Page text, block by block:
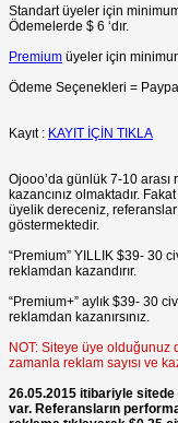
Standart üyeler için
Ödemelerde $ 6 ‘dır.
Premium üyeler için
Ödeme Seçenekleri =
Kayıt : KAYIT İÇİN TIKLA
Ojooo’da günlük 7-10
kazancınız olmaktadır.
üyelik dereceniz,
göstermektedir.
“Premium” YILLIK $39- 30
reklamdan kazandırır.
“Premium+” aylık $39- 30
reklamdan kazanırsınız.
NOT: Siteye üye olduğunuz
zamanla reklam sayısı ve
26.05.2015 itibariyle sitede
var. Referansların